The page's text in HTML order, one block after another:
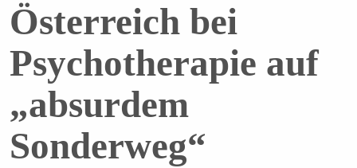
Österreich bei
Psychotherapie auf
„absurdem
Sonderweg“